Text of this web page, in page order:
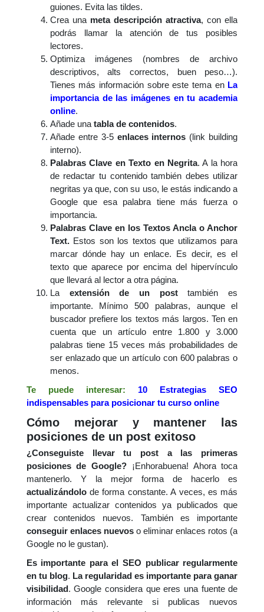
guiones. Evita las tildes.
Crea una meta descripción atractiva, con ella
podrás llamar la atención de tus posibles
lectores.
Optimiza imágenes (nombres de archivo
descriptivos, alts correctos, buen peso…).
Tienes más información sobre este tema en La
importancia de las imágenes en tu academia
online.
Añade una tabla de contenidos.
Añade entre 3-5 enlaces internos (link building
interno).
Palabras Clave en Texto en Negrita. A la hora
de redactar tu contenido también debes utilizar
negritas ya que, con su uso, le estás indicando a
Google que esa palabra tiene más fuerza o
importancia.
Palabras Clave en los Textos Ancla o Anchor
Text.Estos son los textos que utilizamos para
marcar dónde hay un enlace. Es decir, es el
texto que aparece por encima del hipervínculo
que llevará al lector a otra página.
La extensión de un posttambién es
importante. Mínimo 500 palabras, aunque el
buscador prefiere los textos más largos. Ten en
cuenta que un artículo entre 1.800 y 3.000
palabras tiene 15 veces más probabilidades de
ser enlazado que un artículo con 600 palabras o
menos.
Te puede interesar:
10 Estrategias SEO
indispensables para posicionar tu curso online
Cómo mejorar y mantener las
posiciones de un post exitoso
¿Conseguiste llevar tu post a las primeras
posiciones de Google? ¡Enhorabuena! Ahora toca
mantenerlo. Y la mejor forma de hacerlo es
actualizándolode forma constante. A veces, es más
importante actualizar contenidos ya publicados que
crear contenidos nuevos. También es importante
conseguir enlaces nuevoso eliminar enlaces rotos (a
Google no le gustan).
Es importante para el SEO publicar regularmente
en tu blog. La regularidad es importante para ganar
visibilidad. Google considera que eres una fuente de
información más relevante si publicas nuevos